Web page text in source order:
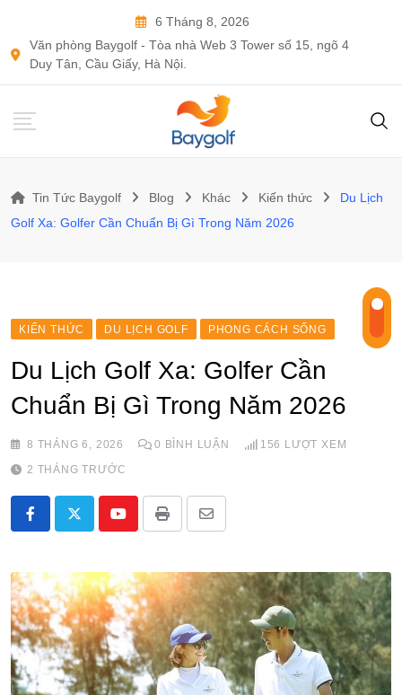
content
6 Tháng 8, 2026
Văn phòng Baygolf - Tòa nhà Web 3 Tower số 15, ngõ 4
Duy Tân, Cầu Giấy, Hà Nội.
Tin Tức Baygolf Blog Khác Kiến thức
Du Lịch
Golf Xa: Golfer Cần Chuẩn Bị Gì Trong Năm 2026
KIẾN THỨC DU LỊCH GOLF PHONG CÁCH SỐNG
Du Lịch Golf Xa: Golfer Cần
Chuẩn Bị Gì Trong Năm 2026
8 THÁNG 6, 2026 0 BÌNH LUẬN 156 LƯỢT XEM
2 THÁNG TRƯỚC
YoutubePrint
Share
Email